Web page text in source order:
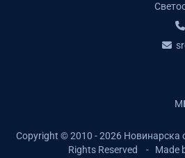
Copyright © 2010 - 2026 Новинарска
Rights Reserved - Made